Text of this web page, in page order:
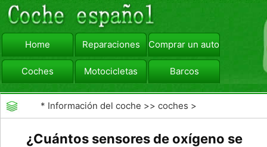
Home Reparaciones Comprar un automóvil
Coches Motocicletas Barcos
viajar Camiones
* Información del coche >>coches >
¿Cuántos sensores de oxígeno se